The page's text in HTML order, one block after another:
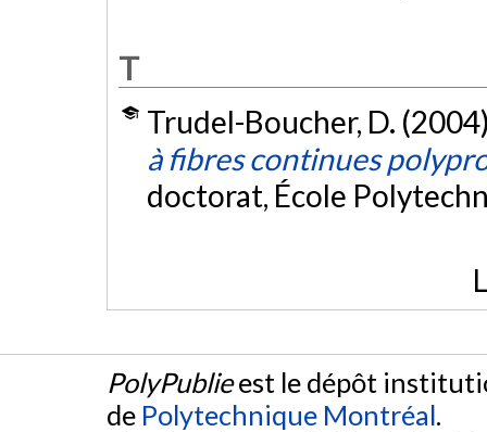
T
Trudel-Boucher, D.
à fibres continues
doctorat, École
PolyPublieest le dépôt
de Polytechnique Montréal.